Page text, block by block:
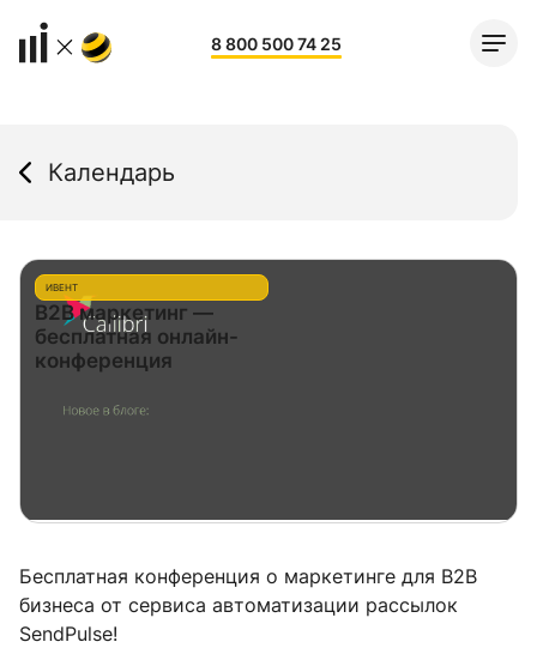
8 800 500 74 25
Календарь
ИВЕНТ
B2B маркетинг —
бесплатная онлайн-
конференция
Бесплатная конференция о маркетинге для B2B
бизнеса от сервиса автоматизации рассылок
SendPulse!